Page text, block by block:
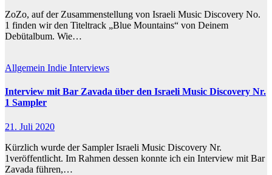
ZoZo, auf der Zusammenstellung von Israeli Music Discovery No.
1 finden wir den Titeltrack „Blue Mountains“ von Deinem
Debütalbum. Wie…
Allgemein Indie Interviews
Interview mit Bar Zavada über den Israeli Music Discovery Nr.
1 Sampler
21. Juli 2020
Kürzlich wurde der Sampler Israeli Music Discovery Nr.
1veröffentlicht. Im Rahmen dessen konnte ich ein Interview mit Bar
Zavada führen,…